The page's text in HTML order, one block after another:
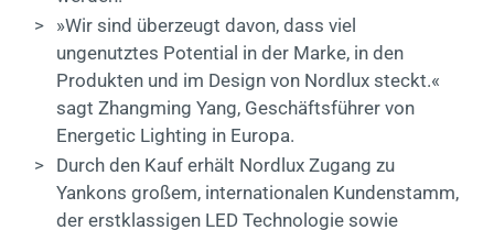
>
»Wir sind überzeugt davon, dass viel
ungenutztes Potential in der Marke, in den
Produkten und im Design von Nordlux steckt.«
sagt Zhangming Yang, Geschäftsführer von
Energetic Lighting in Europa.
>
Durch den Kauf erhält Nordlux Zugang zu
Yankons großem, internationalen Kundenstamm,
der erstklassigen LED Technologie sowie